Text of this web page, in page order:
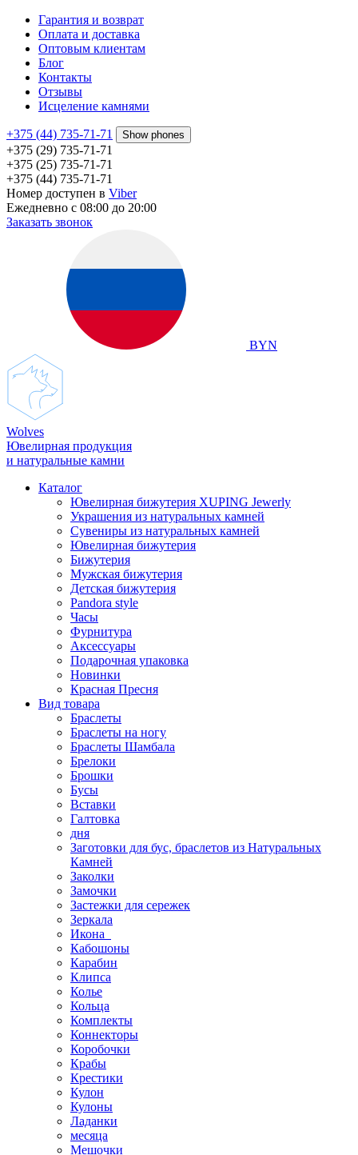
Гарантия и возврат
Оплата и доставка
Оптовым клиентам
Блог
Контакты
Отзывы
Исцеление камнями
+375 (44) 735-71-71 Show phones
+375 (29) 735-71-71
+375 (25) 735-71-71
+375 (44) 735-71-71
Номер доступен в Viber
Ежедневно с 08:00 до 20:00
Заказать звонок
BYN
Wolves
Ювелирная продукция
и натуральные камни
Каталог
Ювелирная бижутерия XUPING Jewerly
Украшения из натуральных камней
Сувениры из натуральных камней
Ювелирная бижутерия
Бижутерия
Мужская бижутерия
Детская бижутерия
Pandora style
Часы
Фурнитура
Аксеcсуары
Подарочная упаковка
Новинки
Красная Пресня
Вид товара
Браслеты
Браслеты на ногу
Браслеты Шамбала
Брелоки
Брошки
Бусы
Вставки
Галтовка
дня
Заготовки для бус, браслетов из Натуральных
Камней
Заколки
Замочки
Застежки для сережек
Зеркала
Икона
Кабошоны
Карабин
Клипса
Колье
Кольца
Комплекты
Коннекторы
Коробочки
Крабы
Крестики
Кулон
Кулоны
Ладанки
месяца
Мешочки